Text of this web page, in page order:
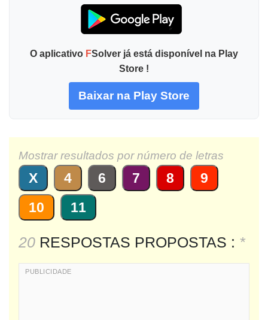
O aplicativo FSolver já está disponível na Play
Store !
Baixar na Play Store
Mostrar resultados por número de letras
X 4 6 7 8
9
10
11
20 RESPOSTAS PROPOSTAS : *